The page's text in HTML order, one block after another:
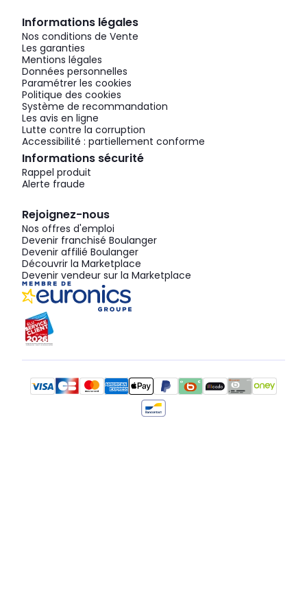
Informations légales
Nos conditions de Vente
Les garanties
Mentions légales
Données personnelles
Paramétrer les cookies
Politique des cookies
Système de recommandation
Les avis en ligne
Lutte contre la corruption
Accessibilité : partiellement conforme
Informations sécurité
Rappel produit
Alerte fraude
Rejoignez-nous
Nos offres d'emploi
Devenir franchisé Boulanger
Devenir affilié Boulanger
Découvrir la Marketplace
Devenir vendeur sur la Marketplace